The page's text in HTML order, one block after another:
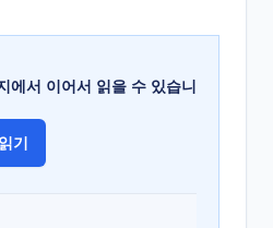
에서 이어서 읽을 수 있습니
기